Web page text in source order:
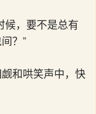
候，要不是总有
？”
和哄笑声中，快